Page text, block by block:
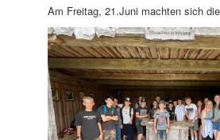
Am Freitag, 21.Juni machten sich